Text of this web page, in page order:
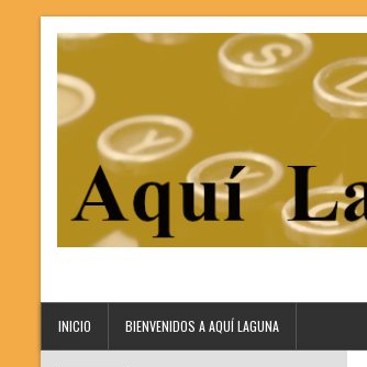
INICIO BIENVENIDOS A AQUÍ LAGUNA